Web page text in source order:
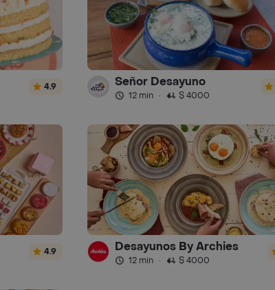
4.9 Señor Desayuno
12 min · $ 4000
4.9 Desayunos By Archies
12 min · $ 4000